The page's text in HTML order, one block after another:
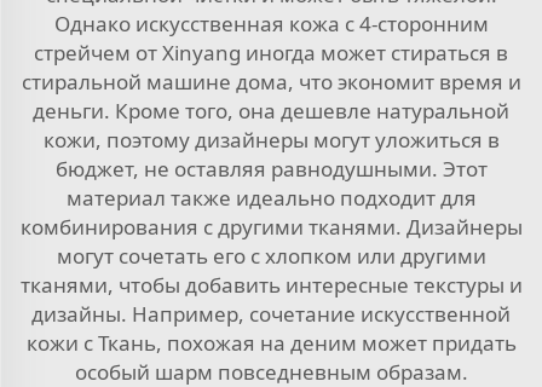
Однако искусственная кожа с 4-сторонним
стрейчем от Xinyang иногда может стираться в
стиральной машине дома, что экономит время и
деньги. Кроме того, она дешевле натуральной
кожи, поэтому дизайнеры могут уложиться в
бюджет, не оставляя равнодушными. Этот
материал также идеально подходит для
комбинирования с другими тканями. Дизайнеры
могут сочетать его с хлопком или другими
тканями, чтобы добавить интересные текстуры и
дизайны. Например, сочетание искусственной
кожи сТкань, похожая на деним может придать
особый шарм повседневным образам.